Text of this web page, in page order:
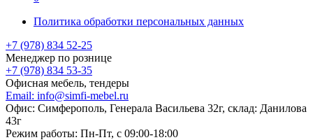
Политика обработки персональных данных
+7 (978) 834 52-25
Менеджер по рознице
+7 (978) 834 53-35
Офисная мебель, тендеры
Email: info@simfi-mebel.ru
Офис: Симферополь, Генерала Васильева 32г, склад: Данилова
43г
Режим работы: Пн-Пт, с 09:00-18:00